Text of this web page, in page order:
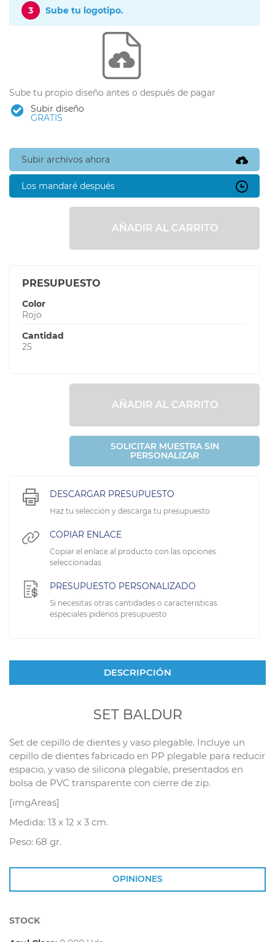
3 Sube tu logotipo.
Sube tu propio diseño antes o después de pagar
Subir diseño
GRATIS
Subir archivos ahora
Los mandaré después
AÑADIR AL CARRITO
PRESUPUESTO
Color
Rojo
Cantidad
25
AÑADIR AL CARRITO
SOLICITAR MUESTRA SIN
PERSONALIZAR
DESCARGAR PRESUPUESTO
Haz tu selección y descarga tu presupuesto
COPIAR ENLACE
Copiar el enlace al producto con las opciones
seleccionadas
PRESUPUESTO PERSONALIZADO
Si necesitas otras cantidades o caracteristicas
especiales pidenos presupuesto
DESCRIPCIÓN
SET BALDUR
Set de cepillo de dientes y vaso plegable. Incluye un
cepillo de dientes fabricado en PP plegable para reducir
espacio, y vaso de silicona plegable, presentados en
bolsa de PVC transparente con cierre de zip.
[imgAreas]
Medida: 13 x 12 x 3 cm.
Peso: 68 gr.
OPINIONES
STOCK